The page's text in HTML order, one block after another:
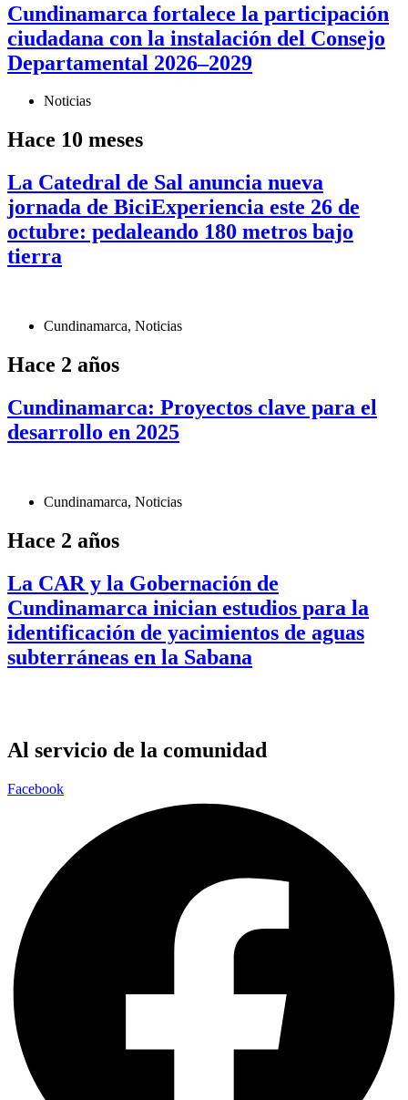
Cundinamarca fortalece la participación
ciudadana con la instalación del Consejo
Departamental 2026–2029
Noticias
Hace 10 meses
La Catedral de Sal anuncia nueva
jornada de BiciExperiencia este 26 de
octubre: pedaleando 180 metros bajo
tierra
Cundinamarca, Noticias
Hace 2 años
Cundinamarca: Proyectos clave para el
desarrollo en 2025
Cundinamarca, Noticias
Hace 2 años
La CAR y la Gobernación de
Cundinamarca inician estudios para la
identificación de yacimientos de aguas
subterráneas en la Sabana
Al servicio de la comunidad
Facebook